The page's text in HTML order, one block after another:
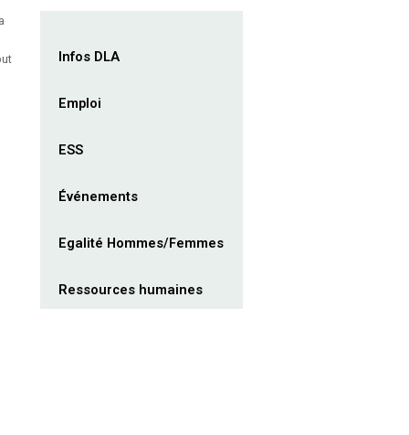
Infos DLA
Emploi
ESS
Événements
Egalité Hommes/Femmes
Ressources humaines